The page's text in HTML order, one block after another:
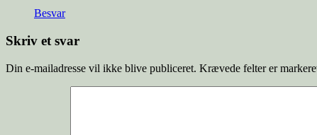
Besvar
Skriv et svar
Din e-mailadresse vil ikke blive publiceret. Krævede felter er